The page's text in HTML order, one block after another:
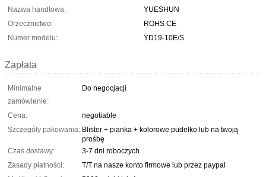
Nazwa handlowa:
YUESHUN
Orzecznictwo:
ROHS CE
Numer modelu:
YD19-10E/S
Zapłata
Minimalne
zamówienie:
Do negocjacji
Cena:
negotiable
Szczegóły pakowania: Blister + pianka + kolorowe pudełko lub na twoją
prośbę
Czas dostawy:
3-7 dni roboczych
Zasady płatności:
T/T na nasze konto firmowe lub przez paypal